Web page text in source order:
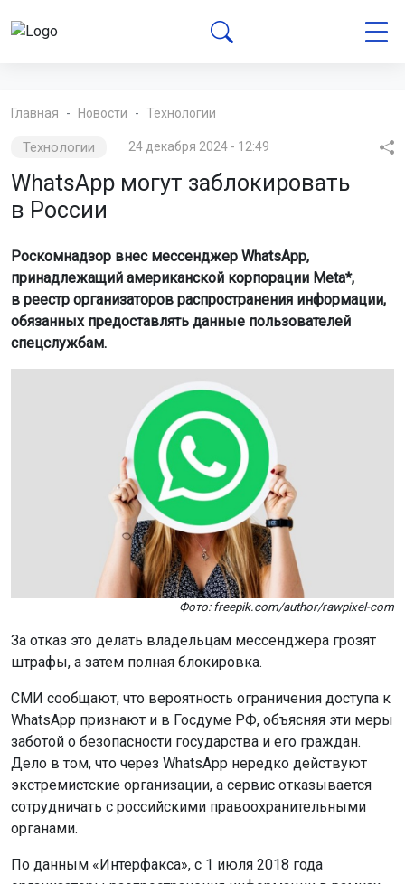
Главная Новости Технологии
Технологии 24 декабря 2024 - 12:49
WhatsApp могут заблокировать
в России
Роскомнадзор внес мессенджер WhatsApp,
принадлежащий американской корпорации Meta*,
в реестр организаторов распространения информации,
обязанных предоставлять данные пользователей
спецслужбам.
Фото: freepik.com/author/rawpixel-com
За отказ это делать владельцам мессенджера грозят
штрафы, а затем полная блокировка.
СМИ сообщают, что вероятность ограничения доступа к
WhatsApp признают и в Госдуме РФ, объясняя эти меры
заботой о безопасности государства и его граждан.
Дело в том, что через WhatsApp нередко действуют
экстремистские организации, а сервис отказывается
сотрудничать с российскими правоохранительными
органами.
По данным «Интерфакса», с 1 июля 2018 года